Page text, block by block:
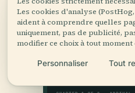
Les cookies d'analyse
aident à comprendre quelles
uniquement, pas de publicité,
modifier ce choix à tout
Personnaliser Tout